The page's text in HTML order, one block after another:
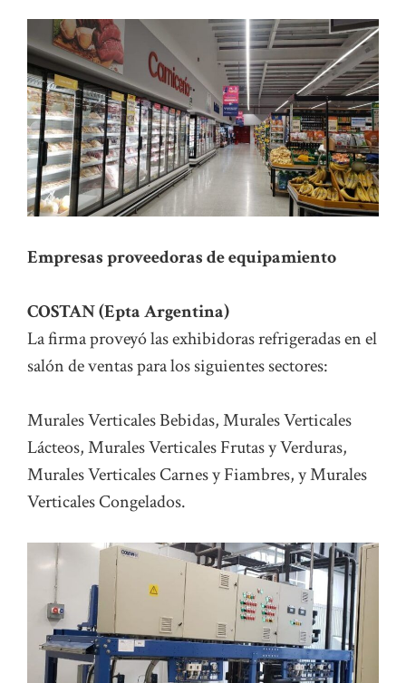
Empresas proveedoras de equipamiento
COSTAN (Epta Argentina)
La firma proveyó las exhibidoras refrigeradas en el
salón de ventas para los siguientes sectores:
Murales Verticales Bebidas, Murales Verticales
Lácteos, Murales Verticales Frutas y Verduras,
Murales Verticales Carnes y Fiambres, y Murales
Verticales Congelados.